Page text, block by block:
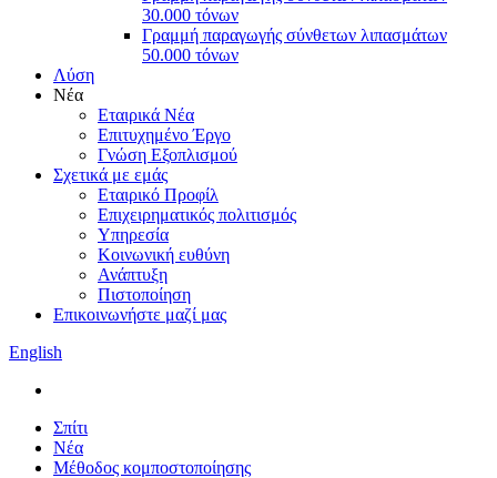
30.000 τόνων
Γραμμή παραγωγής σύνθετων λιπασμάτων
50.000 τόνων
Λύση
Νέα
Εταιρικά Νέα
Επιτυχημένο Έργο
Γνώση Εξοπλισμού
Σχετικά με εμάς
Εταιρικό Προφίλ
Επιχειρηματικός πολιτισμός
Υπηρεσία
Κοινωνική ευθύνη
Ανάπτυξη
Πιστοποίηση
Επικοινωνήστε μαζί μας
English
Σπίτι
Νέα
Μέθοδος κομποστοποίησης